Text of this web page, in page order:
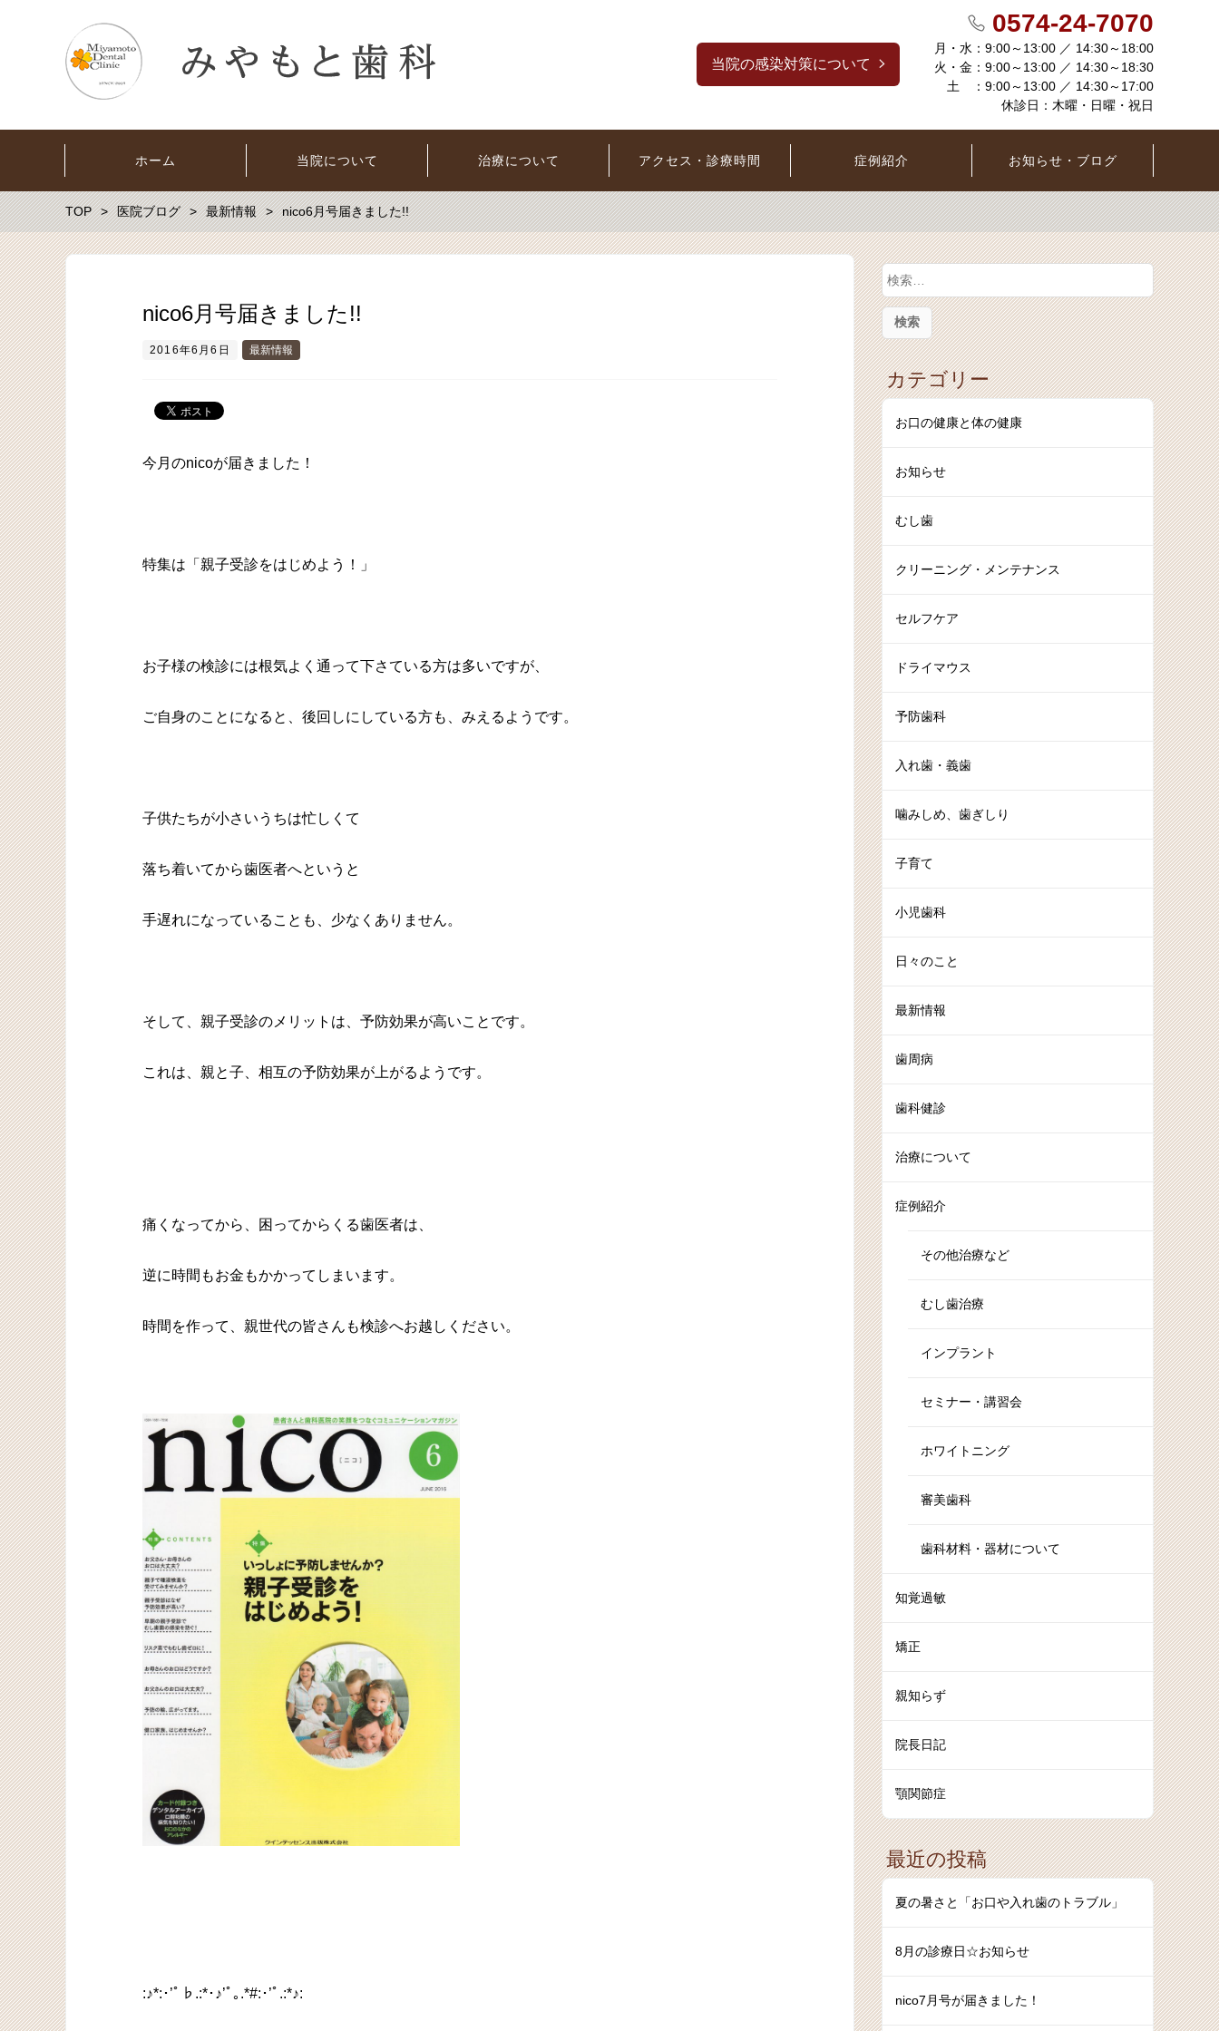
当院の感染対策について
0574-24-7070
月・水：9:00～13:00 ／ 14:30～18:00
火・金：9:00～13:00 ／ 14:30～18:30
土 ：9:00～13:00 ／ 14:30～17:00
休診日：木曜・日曜・祝日
ホーム 当院について 治療について アクセス・診療時間 症例紹介 お知らせ・ブログ
TOP 医院ブログ 最新情報 nico6月号届きました!!
nico6月号届きました!!
2016年6月6日 最新情報
今月のnicoが届きました！
特集は「親子受診をはじめよう！」
お子様の検診には根気よく通って下さている方は多いですが、
ご自身のことになると、後回しにしている方も、みえるようです。
子供たちが小さいうちは忙しくて
落ち着いてから歯医者へというと
手遅れになっていることも、少なくありません。
そして、親子受診のメリットは、予防効果が高いことです。
これは、親と子、相互の予防効果が上がるようです。
痛くなってから、困ってからくる歯医者は、
逆に時間もお金もかかってしまいます。
時間を作って、親世代の皆さんも検診へお越しください。
:♪*:･’ﾟ♭.:*･♪’ﾟ｡.*#:･’ﾟ.:*♪:
検
索
:
カテゴリー
お口の健康と体の健康
お知らせ
むし歯
クリーニング・メンテナンス
セルフケア
ドライマウス
予防歯科
入れ歯・義歯
噛みしめ、歯ぎしり
子育て
小児歯科
日々のこと
最新情報
歯周病
歯科健診
治療について
症例紹介
その他治療など
むし歯治療
インプラント
セミナー・講習会
ホワイトニング
審美歯科
歯科材料・器材について
知覚過敏
矯正
親知らず
院長日記
顎関節症
最近の投稿
夏の暑さと「お口や入れ歯のトラブル」
8月の診療日☆お知らせ
nico7月号が届きました！